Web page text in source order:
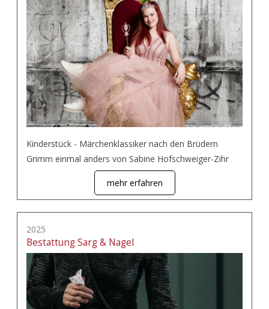
Kinderstück - Märchenklassiker nach den Brüdern
Grimm einmal anders von Sabine Hofschweiger-Zihr
mehr erfahren
2025
Bestattung Sarg & Nagel